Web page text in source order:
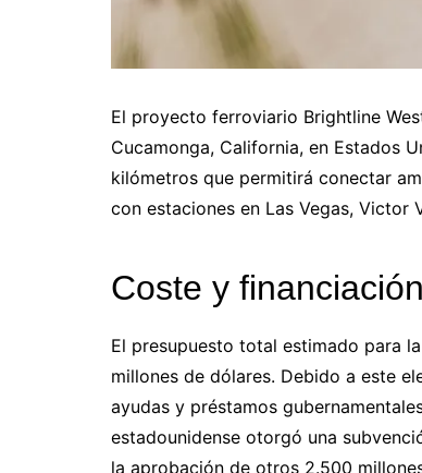
El proyecto ferroviario Brightline
Cucamonga, California, en Estados
kilómetros que permitirá conectar
con estaciones en Las Vegas, Victor
Coste y
El presupuesto total estimado para
millones de dólares. Debido a este
ayudas y préstamos
estadounidense otorgó una
la aprobación de otros 2.500